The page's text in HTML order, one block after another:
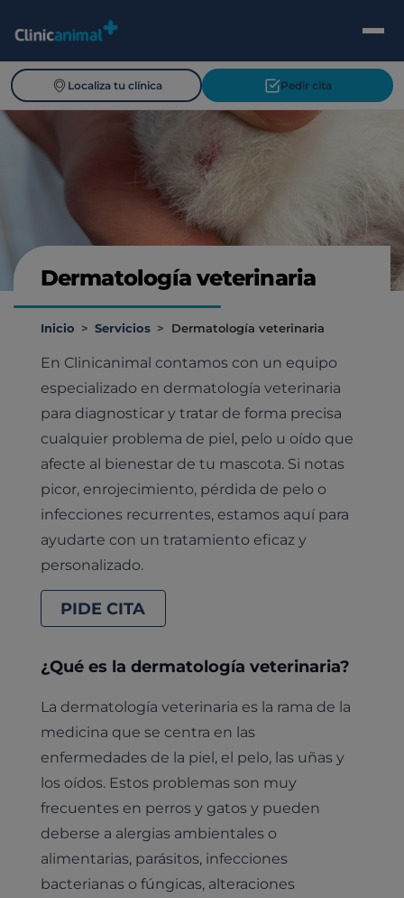
Localiza tu clínica Pedir cita
Dermatología veterinaria
Inicio > Servicios > Dermatología veterinaria
En Clinicanimal contamos con un equipo
especializado en dermatología veterinaria
para diagnosticar y tratar de forma precisa
cualquier problema de piel, pelo u oído que
afecte al bienestar de tu mascota. Si notas
picor, enrojecimiento, pérdida de pelo o
infecciones recurrentes, estamos aquí para
ayudarte con un tratamiento eficaz y
personalizado.
PIDE CITA
¿Qué es la dermatología veterinaria?
La dermatología veterinaria es la rama de la
medicina que se centra en las
enfermedades de la piel, el pelo, las uñas y
los oídos. Estos problemas son muy
frecuentes en perros y gatos y pueden
deberse a alergias ambientales o
alimentarias, parásitos, infecciones
bacterianas o fúngicas, alteraciones